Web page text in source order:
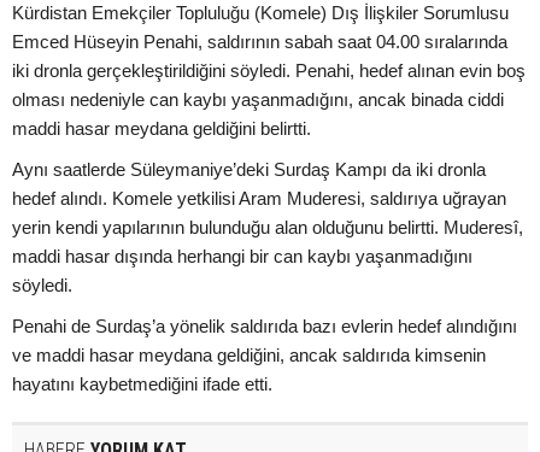
Kürdistan Emekçiler Topluluğu (Komele) Dış İlişkiler Sorumlusu
Emced Hüseyin Penahi, saldırının sabah saat 04.00 sıralarında
iki dronla gerçekleştirildiğini söyledi. Penahi, hedef alınan evin boş
olması nedeniyle can kaybı yaşanmadığını, ancak binada ciddi
maddi hasar meydana geldiğini belirtti.
Aynı saatlerde Süleymaniye’deki Surdaş Kampı da iki dronla
hedef alındı. Komele yetkilisi Aram Muderesi, saldırıya uğrayan
yerin kendi yapılarının bulunduğu alan olduğunu belirtti. Muderesî,
maddi hasar dışında herhangi bir can kaybı yaşanmadığını
söyledi.
Penahi de Surdaş’a yönelik saldırıda bazı evlerin hedef alındığını
ve maddi hasar meydana geldiğini, ancak saldırıda kimsenin
hayatını kaybetmediğini ifade etti.